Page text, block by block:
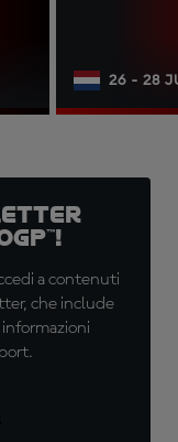
26 - 28
a contenuti
che include